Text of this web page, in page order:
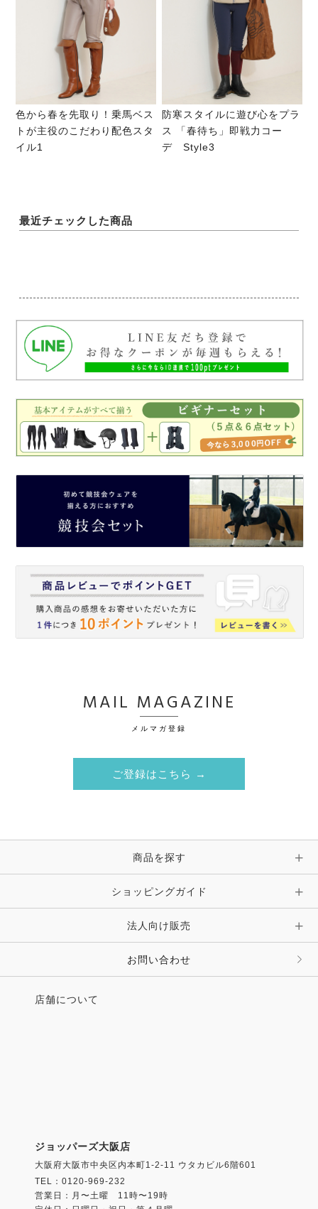
色から春を先取り！乗馬ベス
トが主役のこだわり配色スタ
イル1
防寒スタイルに遊び心をプラ
ス 「春待ち」即戦力コー
デ Style3
最近チェックした商品
MAIL MAGAZINE
メルマガ登録
ご登録はこちら →
商品を探す
ショッピングガイド
法人向け販売
お問い合わせ
店舗について
ジョッパーズ大阪店
大阪府大阪市中央区内本町1-2-11 ウタカビル6階601
TEL：0120-969-232
営業日：月〜土曜 11時〜19時